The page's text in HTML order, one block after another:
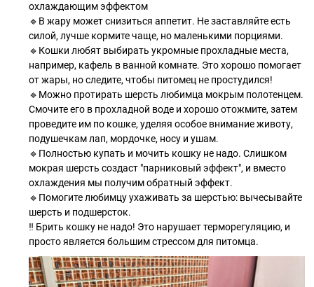
охлаждающим эффектом
🔹В жару может снизиться аппетит. Не заставляйте есть
силой, лучше кормите чаще, но маленькими порциями.
🔹Кошки любят выбирать укромные прохладные места,
например, кафель в ванной комнате. Это хорошо помогает
от жары, но следите, чтобы питомец не простудился!
🔹Можно протирать шерсть любимца мокрым полотенцем.
Смочите его в прохладной воде и хорошо отожмите, затем
проведите им по кошке, уделяя особое внимание животу,
подушечкам лап, мордочке, носу и ушам.
🔹Полностью купать и мочить кошку не надо. Слишком
мокрая шерсть создаст "парниковый эффект", и вместо
охлаждения мы получим обратный эффект.
🔹Помогите любимцу ухаживать за шерстью: вычесывайте
шерсть и подшерсток.
‼ Брить кошку не надо! Это нарушает терморегуляцию, и
просто является большим стрессом для питомца.